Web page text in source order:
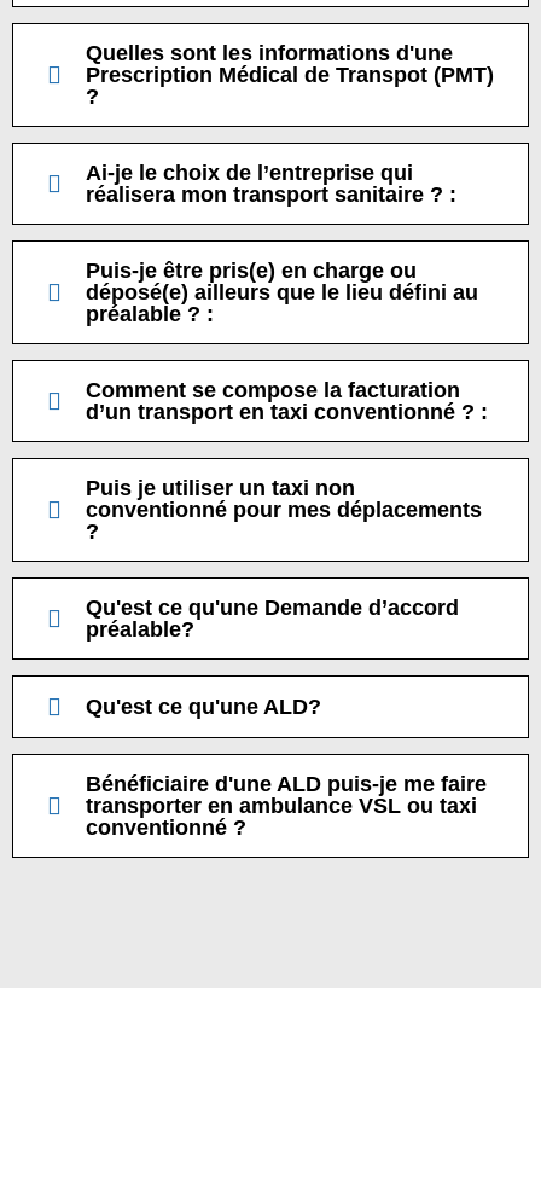
Quelles sont les informations d'une
Prescription Médical de Transpot (PMT)
?
Ai-je le choix de l’entreprise qui
réalisera mon transport sanitaire ? :
Puis-je être pris(e) en charge ou
déposé(e) ailleurs que le lieu défini au
préalable ? :
Comment se compose la facturation
d’un transport en taxi conventionné ? :
Puis je utiliser un taxi non
conventionné pour mes déplacements
?
Qu'est ce qu'une Demande d’accord
préalable?
Qu'est ce qu'une ALD?
Bénéficiaire d'une ALD puis-je me faire
transporter en ambulance VSL ou taxi
conventionné ?